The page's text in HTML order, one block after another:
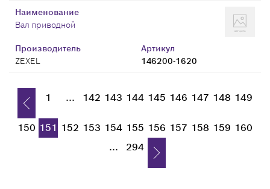
Производитель
ZEXEL
Артикул
146200-1620
Наименование
Вал приводной
1 ... 142 143 144 145 146 147 148 149
150 151 152 153 154 155 156 157 158 159 160
...
294